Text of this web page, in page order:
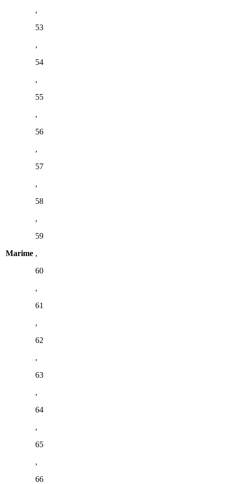
Marime
,
53
,
54
,
55
,
56
,
57
,
58
,
59
,
60
,
61
,
62
,
63
,
64
,
65
,
66